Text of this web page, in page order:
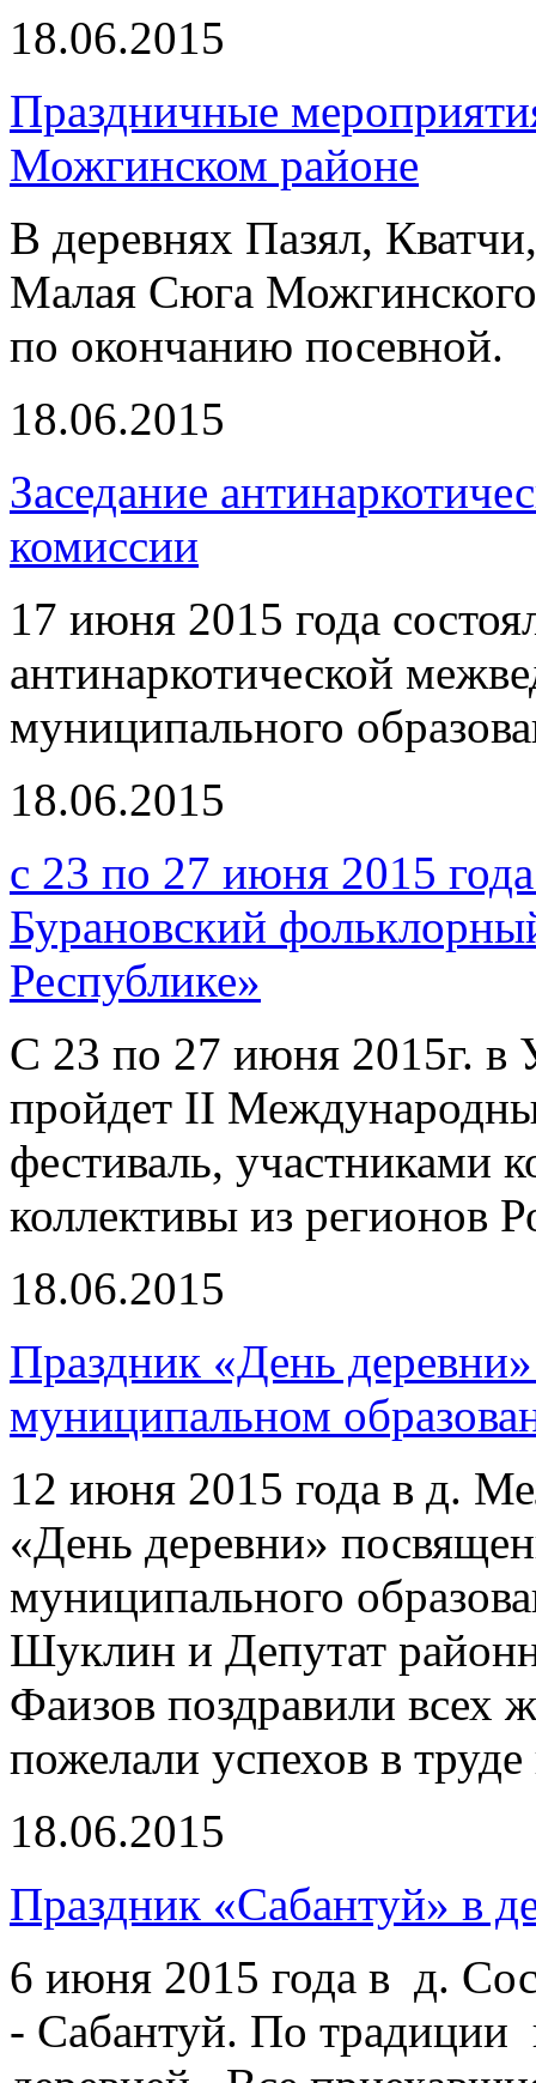
18.06.2015
Праздничные
Можгинском районе
В деревнях Пазял,
Малая Сюга Можгинского
по окончанию посевной.
18.06.2015
Заседание
комиссии
17 июня 2015 года
антинаркотической
муниципального
18.06.2015
с 23 по 27 июня 2015
Бурановский
Республике»
С 23 по 27 июня 2015г. в
пройдет II
фестиваль, участниками
коллективы из регионов
18.06.2015
Праздник «День
муниципальном
12 июня 2015 года в д.
«День деревни»
муниципального
Шуклин и Депутат
Фаизов поздравили всех
пожелали успехов в
18.06.2015
Праздник «Сабантуй» в
6 июня 2015 года в д.
- Сабантуй. По традиции